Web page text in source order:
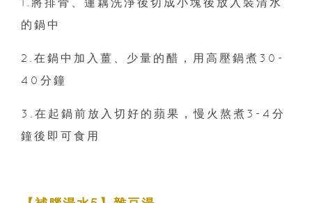
的鍋中
2.在鍋中加入薑、少量的醋，用高壓鍋煮30-
40分鐘
3.在起鍋前放入切好的蘋果，慢火熬煮3-4分
鐘後即可食用